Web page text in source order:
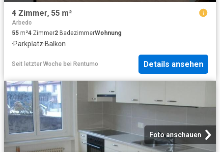
4 Zimmer, 55 m²
Arbedo
55 m²4 Zimmer2 BadezimmerWohnung
·Parkplatz·Balkon
Seit letzter Woche bei Rentumo Details ansehen
Foto anschauen